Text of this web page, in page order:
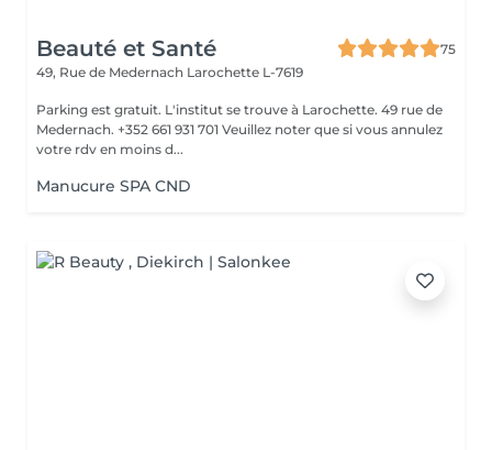
Beauté et Santé
75
49, Rue de Medernach Larochette L-7619
Parking est gratuit. L'institut se trouve à Larochette. 49 rue de
Medernach. +352 661 931 701 Veuillez noter que si vous annulez
votre rdv en moins d...
Manucure SPA CND